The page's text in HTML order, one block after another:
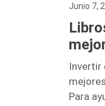
Junio 7,
Invertir
Para